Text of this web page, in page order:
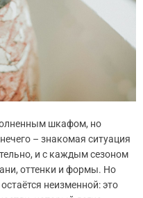
шкафом, но
– знакомая ситуация
и с каждым сезоном
оттенки и формы. Но
неизменной: это